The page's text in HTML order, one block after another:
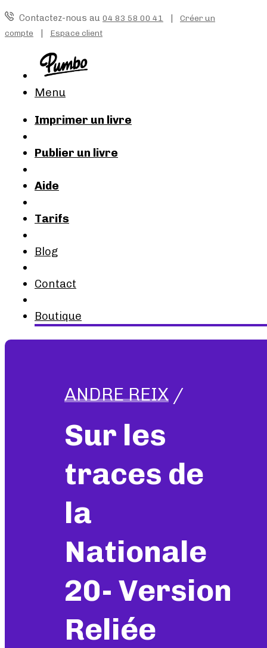
Contactez-nous au 04 83 58 00 41 | Créer un
compte | Espace client
Menu
Imprimer un livre
Publier un livre
Aide
Tarifs
Blog
Contact
Boutique
ANDRE REIX /
Sur les
traces de
la
Nationale
20- Version
Reliée